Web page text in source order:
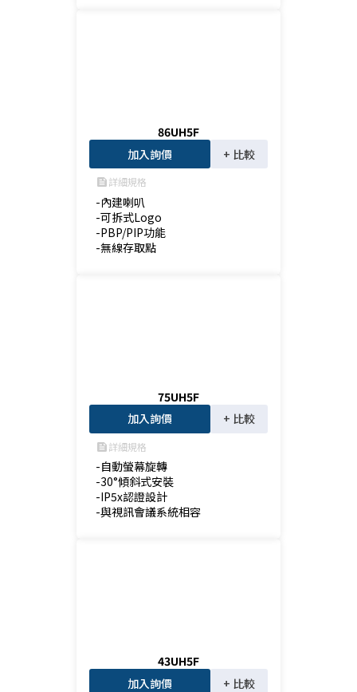
86UH5F
加入詢價
+ 比較
feed詳細規格
-內建喇叭
-可拆式Logo
-PBP/PIP功能
-無線存取點
75UH5F
加入詢價
+ 比較
feed詳細規格
-自動螢幕旋轉
-30°傾斜式安裝
-IP5x認證設計
-與視訊會議系統相容
43UH5F
加入詢價
+ 比較